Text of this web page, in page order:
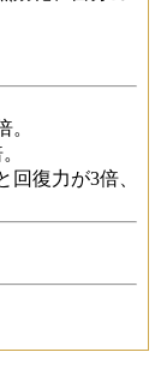
。
回復力が3倍、